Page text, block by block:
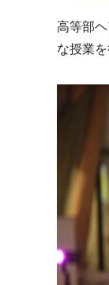
高等部
な授業を